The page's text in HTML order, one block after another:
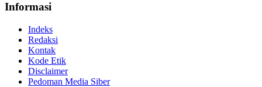
Informasi
Indeks
Redaksi
Kontak
Kode Etik
Disclaimer
Pedoman Media Siber